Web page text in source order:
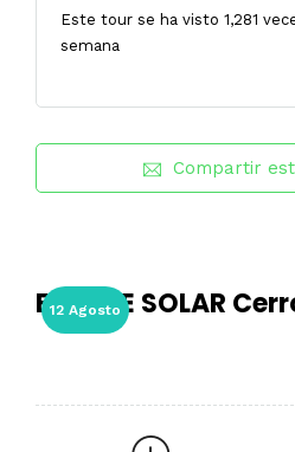
Este tour se ha visto 1,281
semana
Compartir
ECLIPSE SOLAR
12 Agosto